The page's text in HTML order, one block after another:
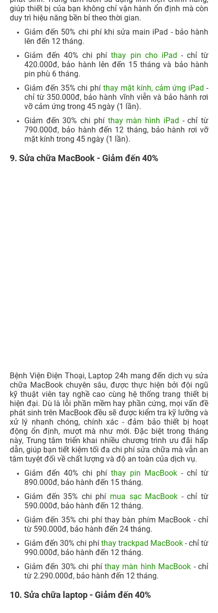
giúp thiết bị của bạn không chỉ vận hành ổn định mà còn
duy trì hiệu năng bền bỉ theo thời gian.
Giảm đến 50% chi phí khi sửa main iPad - bảo hành
lên đến 12 tháng.
Giảm đến 40% chi phíthay pin cho iPad - chỉ từ
420.000đ, bảo hành lên đến 15 tháng và bảo hành
pin phù 6 tháng.
Giảm đến 35% chi phíthay mặt kính, cảm ứng iPad -
chỉ từ 350.000đ, bảo hành vĩnh viễn và bảo hành rơi
vỡ cảm ứng trong 45 ngày (1 lần).
Giảm đến 30% chi phí thay màn hình iPad - chỉ từ
790.000đ, bảo hành đến 12 tháng, bảo hành rơi vỡ
mặt kính trong 45 ngày (1 lần).
9. Sửa chữa MacBook - Giảm đến 40%
Bệnh Viện Điện Thoại, Laptop 24h mang đến dịch vụ sửa
chữa MacBook chuyên sâu, được thực hiện bởi đội ngũ
kỹ thuật viên tay nghề cao cùng hệ thống trang thiết bị
hiện đại. Dù là lỗi phần mềm hay phần cứng, mọi vấn đề
phát sinh trên MacBook đều sẽ được kiểm tra kỹ lưỡng và
xử lý nhanh chóng, chính xác - đảm bảo thiết bị hoạt
động ổn định, mượt mà như mới. Đặc biệt trong tháng
này, Trung tâm triển khai nhiều chương trình ưu đãi hấp
dẫn, giúp bạn tiết kiệm tối đa chi phí sửa chữa mà vẫn an
tâm tuyệt đối về chất lượng và độ an toàn của dịch vụ.
Giảm đến 40% chi phí thay pin MacBook - chỉ từ
890.000đ, bảo hành đến 15 tháng.​
Giảm đến 35% chi phí mua sạc MacBook - chỉ từ
590.000đ, bảo hành đến 12 tháng.​
Giảm đến 35% chi phí thay bàn phím MacBook - chỉ
từ 590.000đ, bảo hành đến 24 tháng.​
Giảm đến 30% chi phí thay trackpad MacBook - chỉ từ
990.000đ, bảo hành đến 12 tháng.
Giảm đến 30% chi phí thay màn hình MacBook - chỉ
từ 2.290.000đ, bảo hành đến 12 tháng.​
10. Sửa chữa laptop - Giảm đến 40%